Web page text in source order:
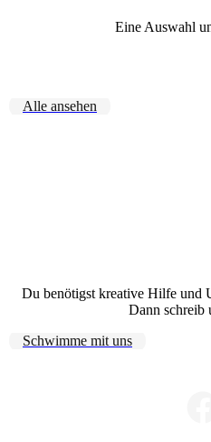
Eine Auswahl
Alle ansehen
Du benötigst kreative Hilfe und
Dann schreib
Schwimme mit uns